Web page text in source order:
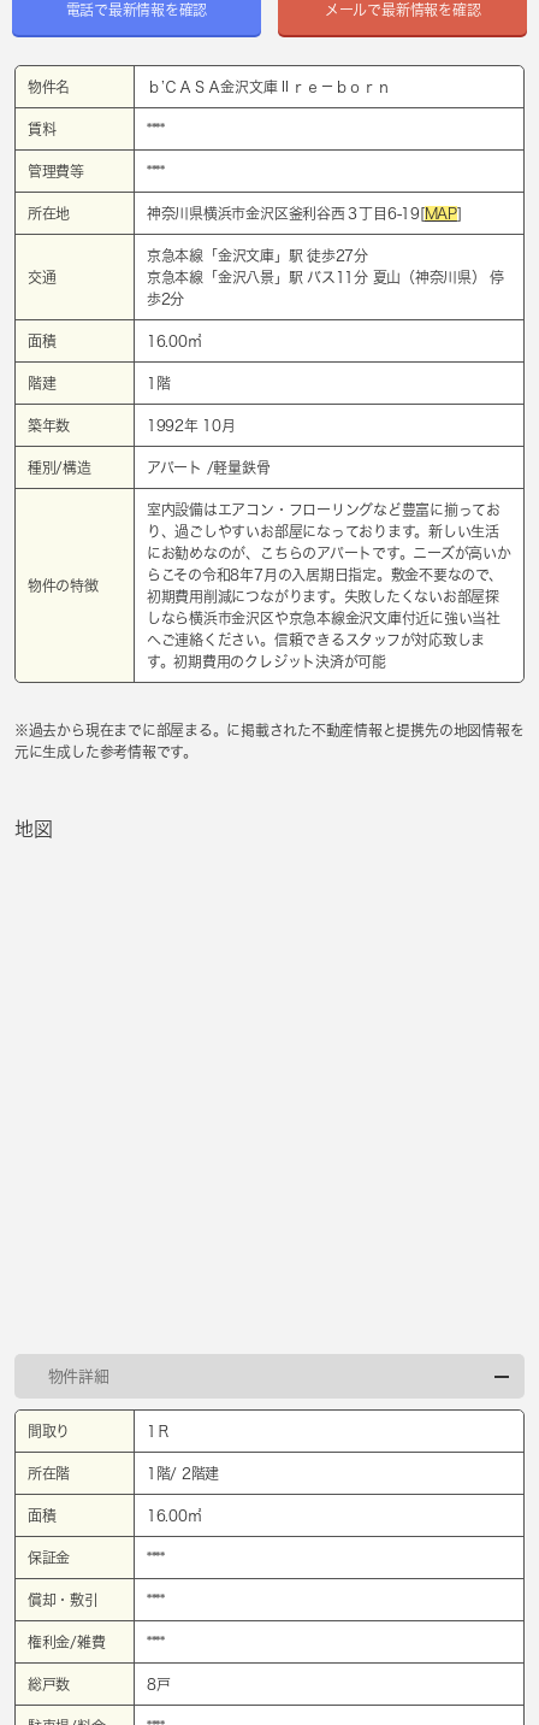
電話で最新情報を確認 メールで最新情報を確認
物件名 ｂ’ＣＡＳＡ金沢文庫Ⅱｒｅ－ｂｏｒｎ
賃料 ****
管理費等 ****
所在地 神奈川県横浜市金沢区釜利谷西３丁目6-19[MAP]
交通
京急本線「 金沢文庫」駅 徒歩27分
京急本線「 金沢八景」駅 バス11分 夏山（神奈川県） 停
歩2分
面積 16.00㎡
階建 1階
築年数 1992年 10月
種別/構造 アパート /軽量鉄骨
物件の特徴
室内設備はエアコン・フローリングなど豊富に揃ってお
り、過ごしやすいお部屋になっております。新しい生活
にお勧めなのが、こちらのアパートです。ニーズが高いか
らこその令和8年7月の入居期日指定。敷金不要なので、
初期費用削減につながります。失敗したくないお部屋探
しなら横浜市金沢区や京急本線金沢文庫付近に強い当社
へご連絡ください。信頼できるスタッフが対応致しま
す。初期費用のクレジット決済が可能
※過去から現在までに部屋まる。に掲載された不動産情報と提携先の地図情報を
元に生成した参考情報です。
地図
物件詳細
間取り 1Ｒ
所在階 1階/ 2階建
面積 16.00㎡
保証金 ****
償却・敷引 ****
権利金/雑費 ****
総戸数 8戸